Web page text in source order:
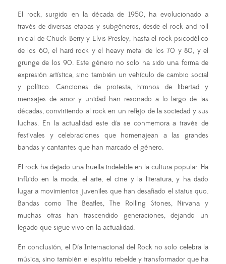
El rock, surgido en la década de 1950, ha evolucionado a
través de diversas etapas y subgéneros, desde el rock and roll
inicial de Chuck Berry y Elvis Presley, hasta el rock psicodélico
de los 60, el hard rock y el heavy metal de los 70 y 80, y el
grunge de los 90. Este género no solo ha sido una forma de
expresión artística, sino también un vehículo de cambio social
y político. Canciones de protesta, himnos de libertad y
mensajes de amor y unidad han resonado a lo largo de las
décadas, convirtiendo al rock en un reflejo de la sociedad y sus
luchas. En la actualidad este día se conmemora a través de
festivales y celebraciones que homenajean a las grandes
bandas y cantantes que han marcado el género.
El rock ha dejado una huella indeleble en la cultura popular. Ha
influido en la moda, el arte, el cine y la literatura, y ha dado
lugar a movimientos juveniles que han desafiado el status quo.
Bandas como The Beatles, The Rolling Stones, Nirvana y
muchas otras han trascendido generaciones, dejando un
legado que sigue vivo en la actualidad.
En conclusión, el Día Internacional del Rock no solo celebra la
música, sino también el espíritu rebelde y transformador que ha